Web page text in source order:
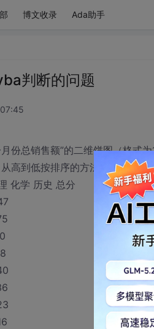
博文收录 Ada助手
判断的问题
份总销售额”的二维饼图（格式
高到低按排序的方法排列的
化学 历史 总分